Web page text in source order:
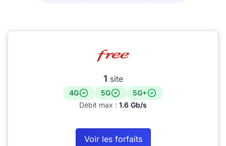
1 site
4G 5G
5G+
Débit max : 1.6 Gb/s
Voir les forfaits